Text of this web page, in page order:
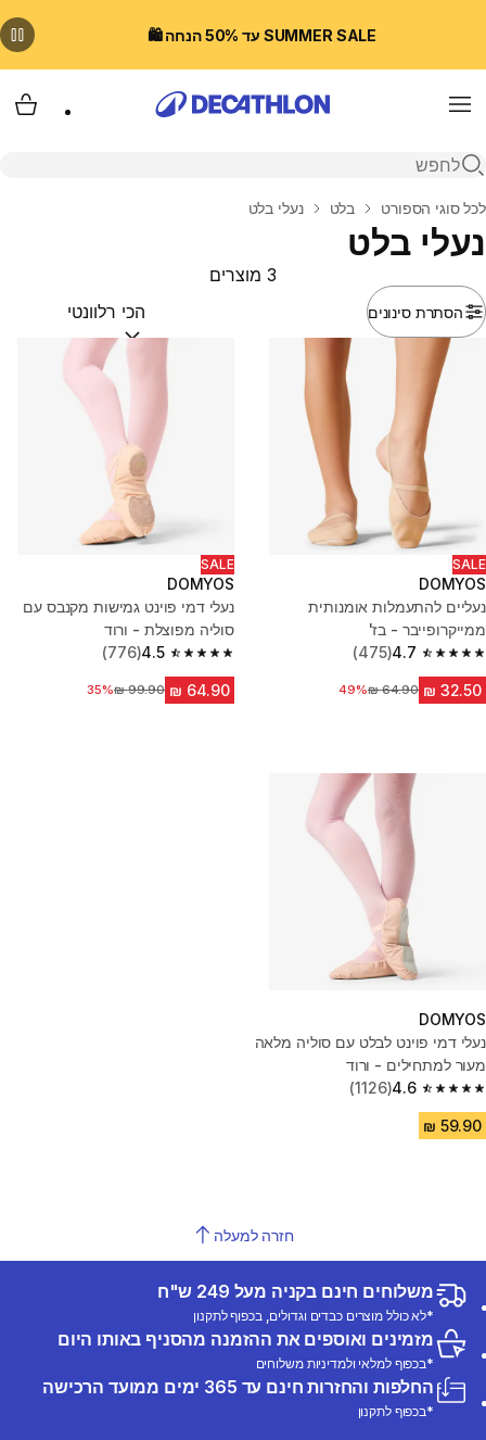
SUMMER SALE עד 50% הנחה 🛍️
Menu
פתיחת חיפוש
בית
לכל סוגי הספורט בלט נעלי בלט
נעלי בלט
הסתרת סינונים
3 מוצרים
מיין לפי:(optional)
SALE
DOMYOS
נעליים להתעמלות אומנותית
ממייקרופייבר - בז'
4.7
4.7 out of 5 stars from 475 reviews
(475)
מחיר לפני הנחה‏64.90 ₪
49%
SALE
DOMYOS
נעלי דמי פוינט גמישות מקנבס עם
סוליה מפוצלת - ורוד
4.5
4.5 out of 5 stars from 776 reviews
(776)
מחיר לפני הנחה‏99.90 ₪
35%
DOMYOS
נעלי דמי פוינט לבלט עם סוליה מלאה
מעור למתחילים - ורוד
4.6
4.6 out of 5 stars from 1126 reviews
(1126)
חזרה למעלה
משלוחים חינם בקניה מעל 249 ש"ח
*לא כולל מוצרים כבדים וגדולים, בכפוף לתקנון
מזמינים ואוספים את ההזמנה מהסניף באותו היום
*בכפוף למלאי ולמדיניות משלוחים
החלפות והחזרות חינם עד 365 ימים ממועד הרכישה
*בכפוף לתקנון